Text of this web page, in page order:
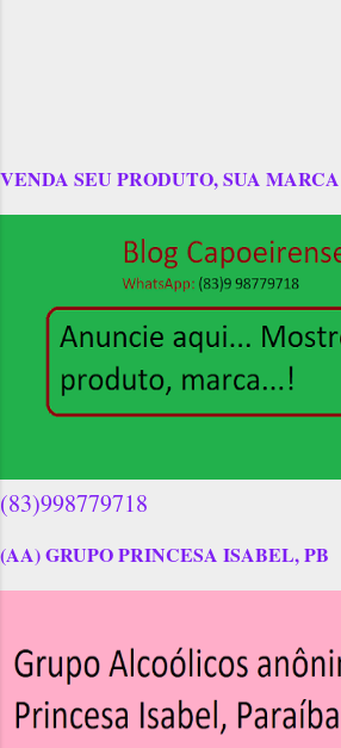
VENDA SEU PRODUTO, SUA MARCA
(83)998779718
(AA) GRUPO PRINCESA ISABEL, PB